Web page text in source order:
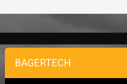
BAGERTECH